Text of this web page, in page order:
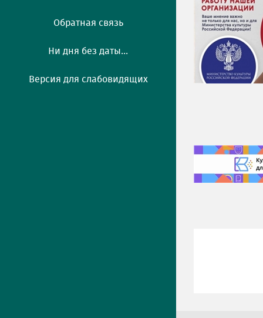
Обратная связь
Ни дня без даты...
Версия для слабовидящих